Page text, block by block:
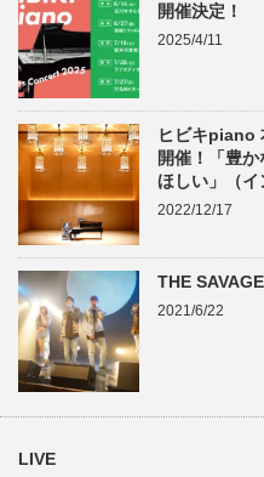
開催決定！
2025/4/11
ヒビキpiano
開催！「豊
ほしい」（イ
2022/12/17
THE
2021/6/22
LIVE